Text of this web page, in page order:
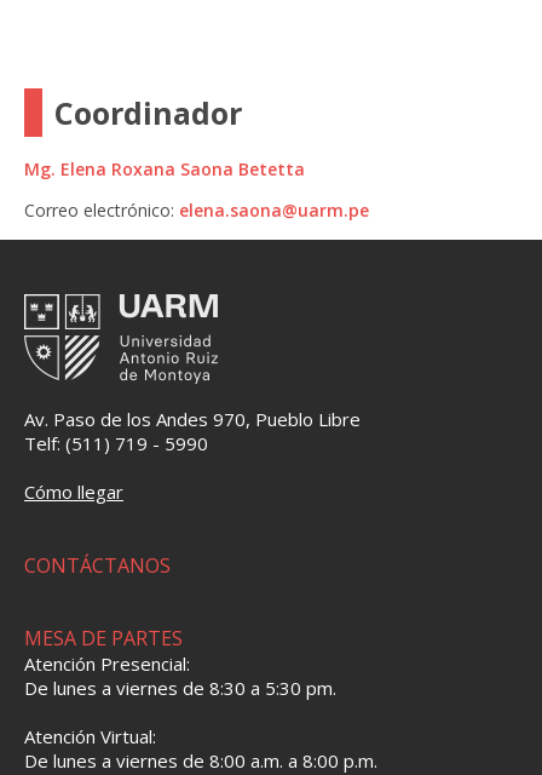
Coordinador
Mg. Elena Roxana Saona Betetta
Correo electrónico: elena.saona@uarm.pe
Av. Paso de los Andes 970, Pueblo Libre
Telf: (511) 719 - 5990
Cómo llegar
CONTÁCTANOS
MESA DE PARTES
Atención Presencial:
De lunes a viernes de 8:30 a 5:30 pm.
Atención Virtual:
De lunes a viernes de 8:00 a.m. a 8:00 p.m.